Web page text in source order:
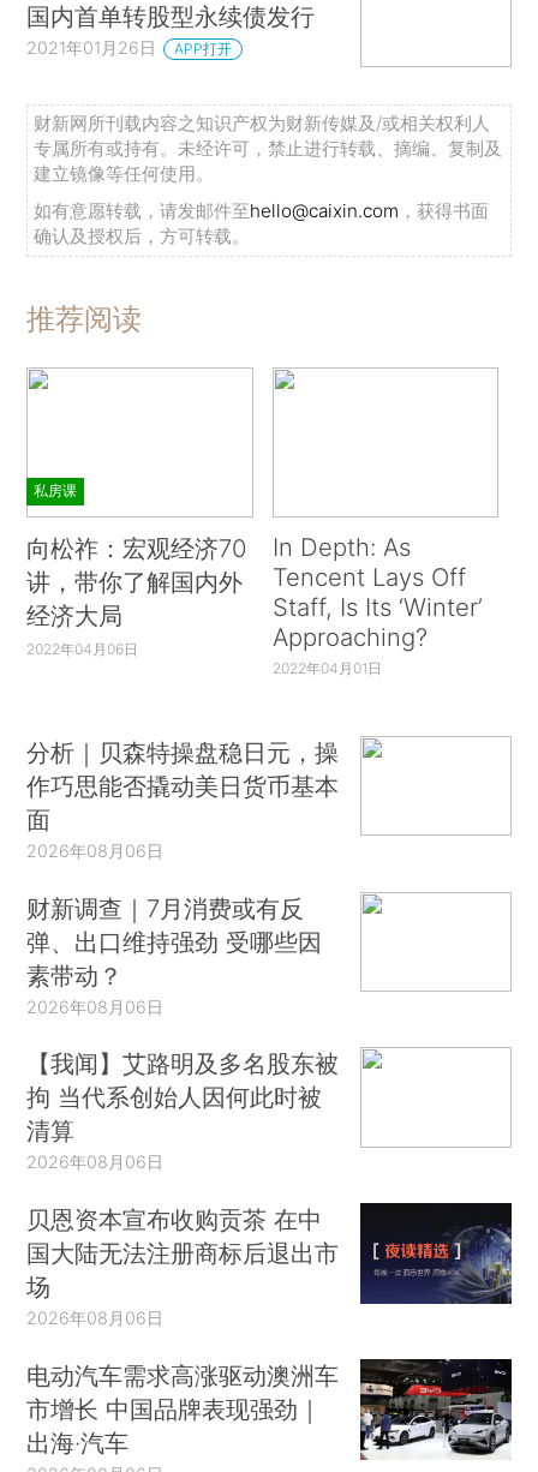
国内首单转股型永续债发行
2021年01月26日 APP打开
财新网所刊载内容之知识产权为财新传媒及/或相关权利人
专属所有或持有。未经许可，禁止进行转载、摘编、复制及
建立镜像等任何使用。
如有意愿转载，请发邮件至hello@caixin.com ，获得书面
确认及授权后，方可转载。
推荐阅读
私房课
向松祚：宏观经济70
讲，带你了解国内外
经济大局
2022年04月06日
In Depth: As
Tencent Lays Off
Staff, Is Its ‘Winter’
Approaching?
2022年04月01日
分析｜贝森特操盘稳日元，操
作巧思能否撬动美日货币基本
面
2026年08月06日
财新调查｜7月消费或有反
弹、出口维持强劲 受哪些因
素带动？
2026年08月06日
【我闻】艾路明及多名股东被
拘 当代系创始人因何此时被
清算
2026年08月06日
贝恩资本宣布收购贡茶 在中
国大陆无法注册商标后退出市
场
2026年08月06日
电动汽车需求高涨驱动澳洲车
市增长 中国品牌表现强劲｜
出海·汽车